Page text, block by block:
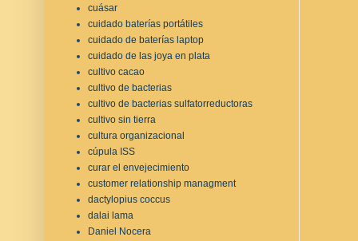
cuásar
cuidado baterías portátiles
cuidado de baterías laptop
cuidado de las joya en plata
cultivo cacao
cultivo de bacterias
cultivo de bacterias sulfatorreductoras
cultivo sin tierra
cultura organizacional
cúpula ISS
curar el envejecimiento
customer relationship managment
dactylopius coccus
dalai lama
Daniel Nocera